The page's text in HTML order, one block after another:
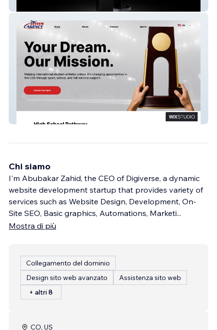
Chi siamo
I'm Abubakar Zahid, the CEO of Digiverse, a dynamic
website development startup that provides variety of
services such as Website Design, Development, On-
Site SEO, Basic graphics, Automations, Marketi...
Mostra di più
Collegamento del dominio
Design sito web avanzato
Assistenza sito web
+ altri 8
CO, US